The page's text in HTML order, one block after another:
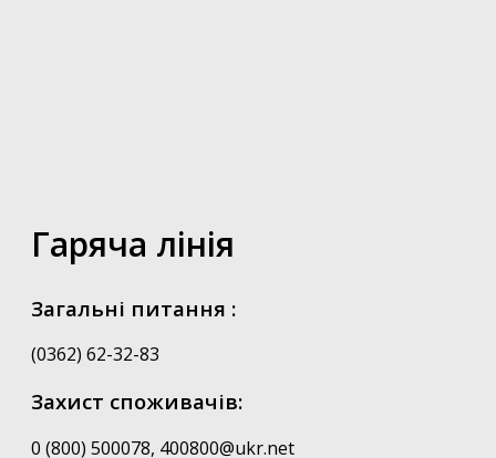
Гаряча лінія
Загальні питання :
(0362) 62-32-83
Захист споживачів:
0 (800) 500078, 400800@ukr.net